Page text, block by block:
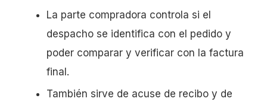
La parte compradora controla si el
despacho se identifica con el pedido y
poder comparar y verificar con la factura
final.
También sirve de acuse de recibo y de